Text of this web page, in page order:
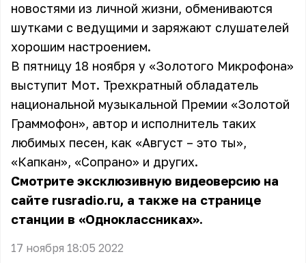
новостями из личной жизни, обмениваются
шутками с ведущими и заряжают слушателей
хорошим настроением.
В пятницу 18 ноября у «Золотого Микрофона»
выступит Мот. Трехкратный обладатель
национальной музыкальной Премии «Золотой
Граммофон», автор и исполнитель таких
любимых песен, как «Август – это ты»,
«Капкан», «Сопрано» и других.
Смотрите эксклюзивную видеоверсию на
сайте rusradio.ru, а также на странице
станции в «Одноклассниках».
17 ноября 18:05 2022